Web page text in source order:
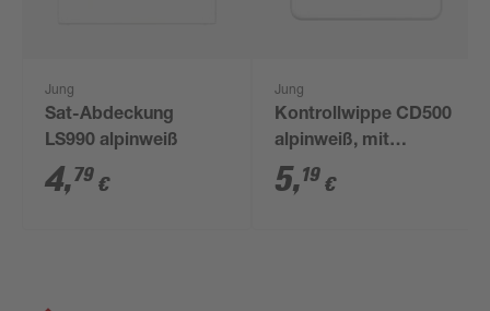
Jung
Sat-Abdeckung
LS990 alpinweiß
4,79 €
Jung
Kontrollwippe CD500
alpinweiß, mit
oranger Kalotte
5,19 €